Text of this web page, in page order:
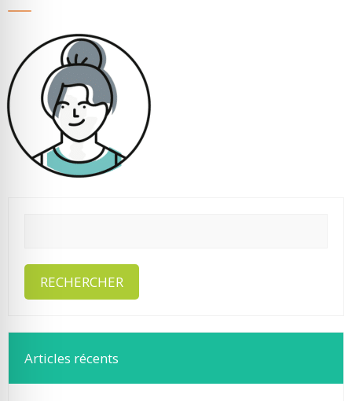
Articles récents